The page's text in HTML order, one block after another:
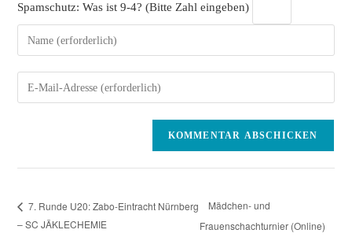
Spamschutz: Was ist 9-4? (Bitte Zahl eingeben)
Gib
deinen
Namen
oder
ein
Gib
deine
ein
7. Runde U20: Zabo-Eintracht Nürnberg
– SC JÄKLECHEMIE
Mädchen- und
Frauenschachturnier (Online)